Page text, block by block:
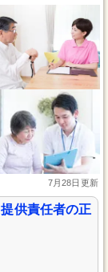
7月28日更新
供責任者の正